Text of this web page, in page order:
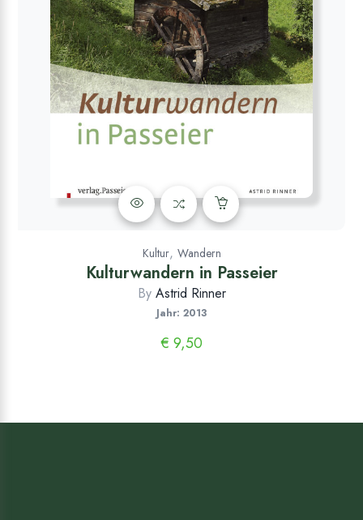
Kultur, Wandern
Kulturwandern in Passeier
By Astrid Rinner
Jahr: 2013
€ 9,50